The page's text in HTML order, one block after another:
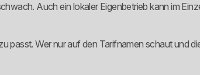
Auch ein lokaler Eigenbetrieb kann im
passt. Wer nur auf den Tarifnamen schaut und